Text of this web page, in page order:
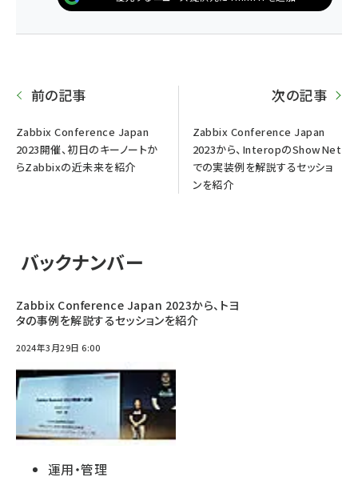
前の記事
Zabbix Conference Japan
2023開催、初日のキーノートか
らZabbixの近未来を紹介
次の記事
Zabbix Conference Japan
2023から、InteropのShowNet
での実装例を解説するセッショ
ンを紹介
バックナンバー
Zabbix Conference Japan 2023から、トヨ
タの事例を解説するセッションを紹介
2024年3月29日 6:00
運用・管理